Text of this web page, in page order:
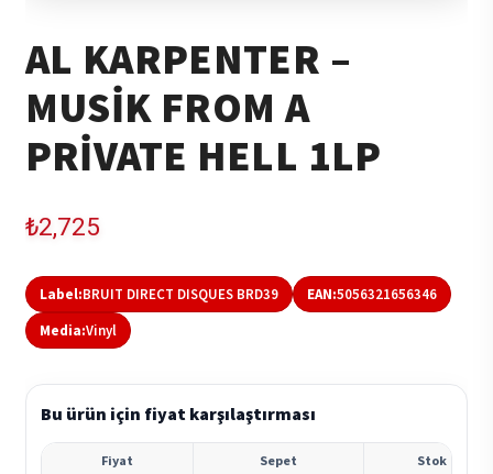
AL KARPENTER –
MUSIK FROM A
PRIVATE HELL 1LP
₺2,725
Label:BRUIT DIRECT DISQUES BRD39 EAN:5056321656346
Media:Vinyl
Bu ürün için fiyat karşılaştırması
Fiyat Sepet Stok